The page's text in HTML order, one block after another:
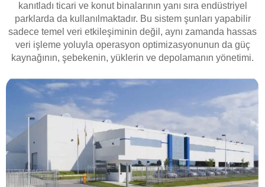
kanıtladı ticari ve konut binalarının yanı sıra endüstriyel
parklarda da kullanılmaktadır. Bu sistem şunları yapabilir
sadece temel veri etkileşiminin değil, aynı zamanda hassas
veri işleme yoluyla operasyon optimizasyonunun da güç
kaynağının, şebekenin, yüklerin ve depolamanın yönetimi.